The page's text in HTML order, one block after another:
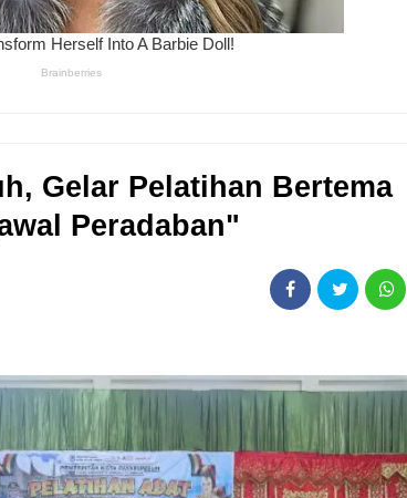
Gelar Pelatihan Bertema
Peradaban"